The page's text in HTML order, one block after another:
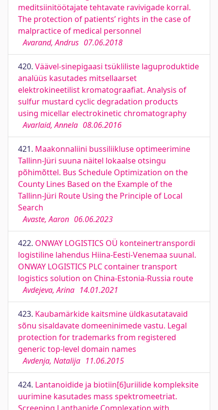
meditsiinitöötajate tehtavate ravivigade korral.
The protection of patients’ rights in the case of
malpractice of medical personnel
Avarand, Andrus 07.06.2018
420. Väävel-sinepigaasi tsükliliste laguproduktide
analüüs kasutades mitsellaarset
elektrokineetilist kromatograafiat. Analysis of
sulfur mustard cyclic degradation products
using micellar electrokinetic chromatography
Avarlaid, Annela 08.06.2016
421. Maakonnaliini bussiliikluse optimeerimine
Tallinn-Jüri suuna näitel lokaalse otsingu
põhimõttel. Bus Schedule Optimization on the
County Lines Based on the Example of the
Tallinn-Jüri Route Using the Principle of Local
Search
Avaste, Aaron 06.06.2023
422. ONWAY LOGISTICS OÜ konteinertranspordi
logistiline lahendus Hiina-Eesti-Venemaa suunal.
ONWAY LOGISTICS PLC container transport
logistics solution on China-Estonia-Russia route
Avdejeva, Arina 14.01.2021
423. Kaubamärkide kaitsmine üldkasutatavaid
sõnu sisaldavate domeeninimede vastu. Legal
protection for trademarks from registered
generic top-level domain names
Avdenja, Natalija 11.06.2015
424. Lantanoidide ja biotiin[6]uriilide kompleksite
uurimine kasutades mass spektromeetriat.